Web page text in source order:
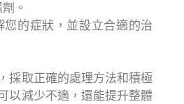
。
您的症狀，並設立合適的治
採取正確的處理方法和積極
以減少不適，還能提升整體